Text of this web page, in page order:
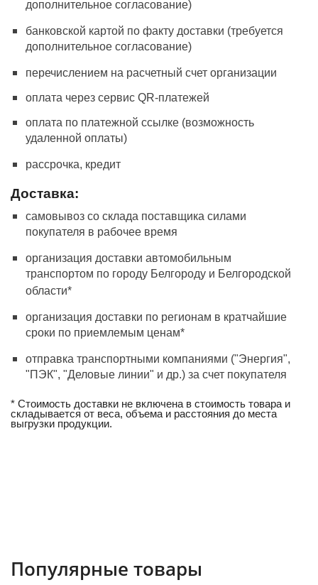
дополнительное согласование)
банковской картой по факту доставки (требуется
дополнительное согласование)
перечислением на расчетный счет организации
оплата через сервис QR-платежей
оплата по платежной ссылке (возможность
удаленной оплаты)
рассрочка, кредит
Доставка:
самовывоз со склада поставщика силами
покупателя в рабочее время
организация доставки автомобильным
транспортом по городу Белгороду и Белгородской
области*
организация доставки по регионам в кратчайшие
сроки по приемлемым ценам*
отправка транспортными компаниями ("Энергия",
"ПЭК", "Деловые линии" и др.) за счет покупателя
* Стоимость доставки не включена в стоимость товара и
складывается от веса, объема и расстояния до места
выгрузки продукции.
Популярные товары